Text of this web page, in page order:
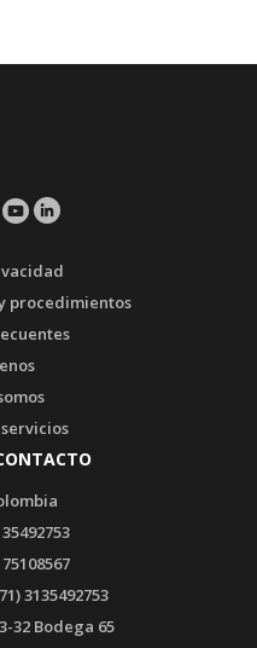
procedimientos
3135492753
32 Bodega 65